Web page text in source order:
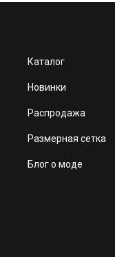
Каталог
Новинки
Распродажа
Размерная сетка
Блог о моде